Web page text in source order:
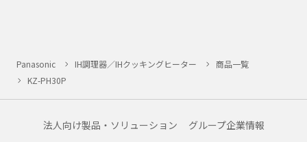
Panasonic IH調理器／IHクッキングヒーター
商品一覧
KZ-PH30P
法人向け製品・ソリューション グループ企業情報